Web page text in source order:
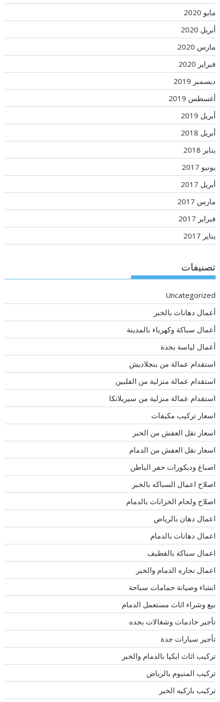
مايو 2020
أبريل 2020
مارس 2020
فبراير 2020
ديسمبر 2019
أغسطس 2019
أبريل 2019
أبريل 2018
يناير 2018
يونيو 2017
أبريل 2017
مارس 2017
فبراير 2017
يناير 2017
تصنيفات
Uncategorized
أعمال دهانات بالخبر
أعمال سباكة وكهرباء بالمدينة
أعمال لياسة بجدة
استقدام عمالة من بنجلاديش
استقدام عمالة منزلية من الفلبين
استقدام عمالة منزلية من سيريلانكا
اسعار تركيب مكيفات
اسعار نقل العفش من الخبر
اسعار نقل العفش من الدمام
اصباغ وديكورات حفر الباطن
اصلاح اعمال السباكه بالخبر
اصلاح ولحام الخزانات بالدمام
اعمال دهان بالرياض
اعمال دهانات بالدمام
اعمال سباكة بالقطيف
اعمال نجاره الدمام والخبر
انشاء وصيانة حمامات سباحة
بيع وشراء اثاث مستعمل الدمام
تأجير خادمات وشغالات بجده
تأجير سيارات جدة
تركيب اثاث ايكيا بالدمام والخبر
تركيب المنيوم بالرياض
تركيب باركيه الخبر